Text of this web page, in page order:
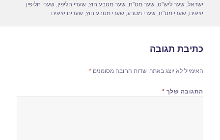
ישראל,שער ליש"ט,שער מט"ח,שער מטבע חוץ,שערי חליפין,שערי חליפין
יציגים,שערי מט"ח,שערי מטבע,שערי מטבע חוץ,שערים יציגים
כתיבת תגובה
האימייל לא יוצג באתר. שדות החובה מסומנים*
התגובה שלך *